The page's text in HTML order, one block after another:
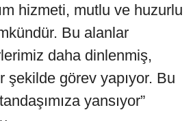
hizmeti, mutlu ve huzurlu
Bu alanlar
daha dinlenmiş,
şekilde görev yapıyor. Bu
yansıyor”